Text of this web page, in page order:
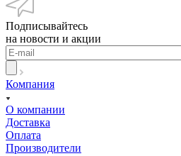
Подписывайтесь
на новости и акции
Компания
О компании
Доставка
Оплата
Производители